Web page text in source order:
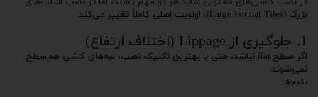
بزرگ (Large Format Tiles)، اولویت اصلی کاملاً تغییر می‌کند.
1. جلوگیری از Lippage (اختلاف ارتفاع)
اگر سطح flat نباشد، حتی با بهترین تکنیک نصب، لبه‌های کاشی هم‌سطح
نمی‌شوند.
نتیجه: